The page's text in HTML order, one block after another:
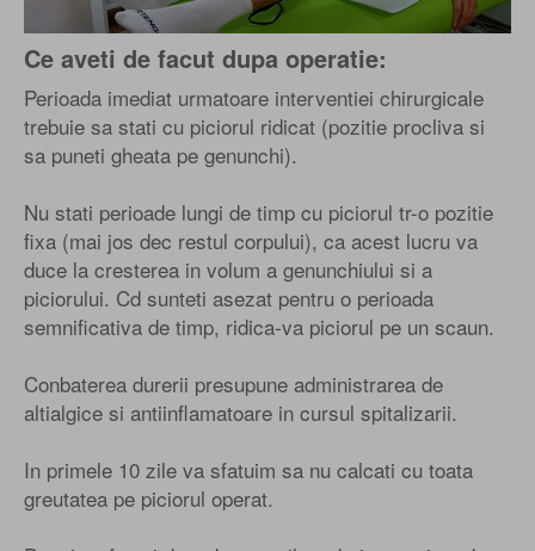
Ce aveti de facut dupa operatie:
Perioada imediat urmatoare interventiei chirurgicale
trebuie sa stati cu piciorul ridicat (pozitie procliva si
sa puneti gheata pe genunchi).
Nu stati perioade lungi de timp cu piciorul tr-o pozitie
fixa (mai jos dec restul corpului), ca acest lucru va
duce la cresterea in volum a genunchiului si a
piciorului. Cd sunteti asezat pentru o perioada
semnificativa de timp, ridica-va piciorul pe un scaun.
Conbaterea durerii presupune administrarea de
altialgice si antiinflamatoare in cursul spitalizarii.
In primele 10 zile va sfatuim sa nu calcati cu toata
greutatea pe piciorul operat.